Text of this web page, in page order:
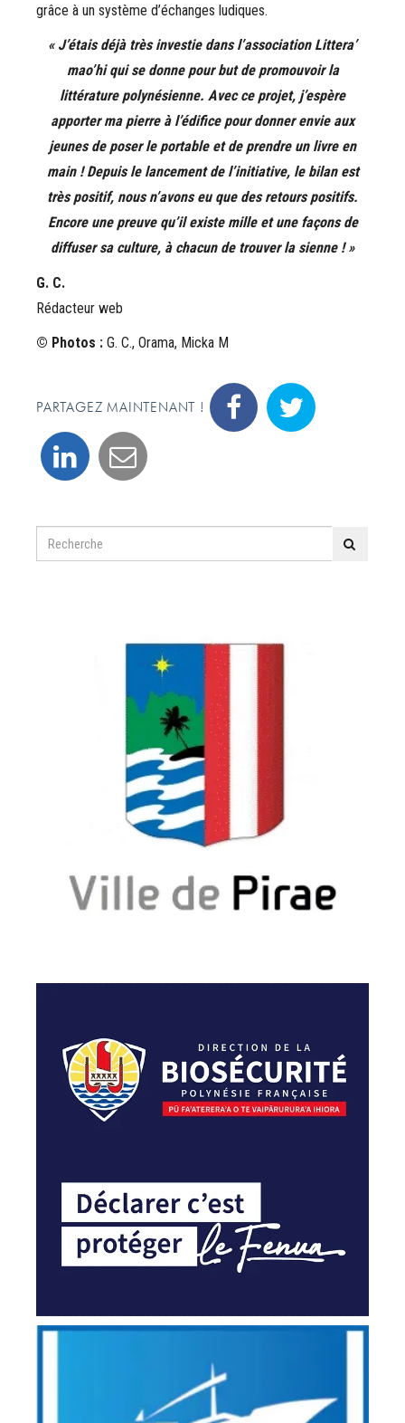
grâce à un système d’échanges ludiques.
« J’étais déjà très investie dans l’association Littera’
mao’hi qui se donne pour but de promouvoir la
littérature polynésienne. Avec ce projet, j’espère
apporter ma pierre à l’édifice pour donner envie aux
jeunes de poser le portable et de prendre un livre en
main ! Depuis le lancement de l’initiative, le bilan est
très positif, nous n’avons eu que des retours positifs.
Encore une preuve qu’il existe mille et une façons de
diffuser sa culture, à chacun de trouver la sienne ! »
G. C.
Rédacteur web
© Photos : G. C., Orama, Micka M
PARTAGEZ MAINTENANT !